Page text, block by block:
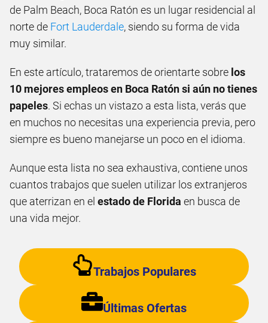
de Palm Beach, Boca Ratón es un lugar residencial al
norte de Fort Lauderdale, siendo su forma de vida
muy similar.
En este artículo, trataremos de orientarte sobre los
10 mejores empleos en Boca Ratón si aún no tienes
papeles. Si echas un vistazo a esta lista, verás que
en muchos no necesitas una experiencia previa, pero
siempre es bueno manejarse un poco en el idioma.
Aunque esta lista no sea exhaustiva, contiene unos
cuantos trabajos que suelen utilizar los extranjeros
que aterrizan en el estado de Florida en busca de
una vida mejor.
Trabajos Populares
Últimas Ofertas